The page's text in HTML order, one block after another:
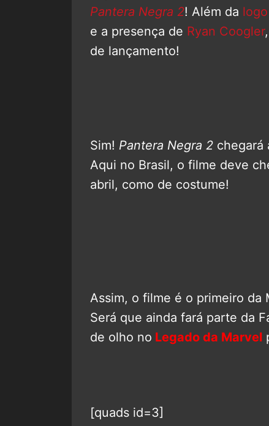
Pantera Negra 2! Além da
e a presença de Ryan Coogler
de lançamento!
Sim! Pantera Negra 2 chegará
Aqui no Brasil, o filme deve
abril, como de costume!
Assim, o filme é o primeiro da
Será que ainda fará parte da
de olho no Legado da Marvel
[quads id=3]